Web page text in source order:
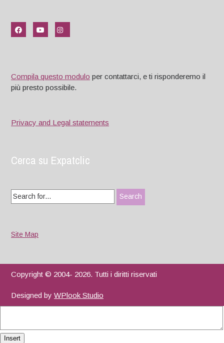
Compila questo modulo per contattarci, e ti risponderemo il
più presto possibile.
Privacy and Legal statements
Cerca su Expatclic
Search
for:
Site Map
Copyright © 2004- 2026. Tutti i diritti riservati
Designed byWPlook Studio
Insert